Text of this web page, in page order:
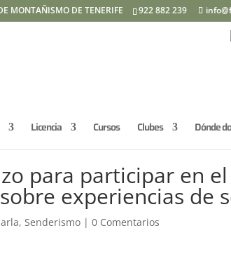
MONTAÑISMO DE TENERIFE 922 882 239
Licencia Cursos Clubes Dónde
para participar en
experiencias de
,Senderismo |0 Comentarios